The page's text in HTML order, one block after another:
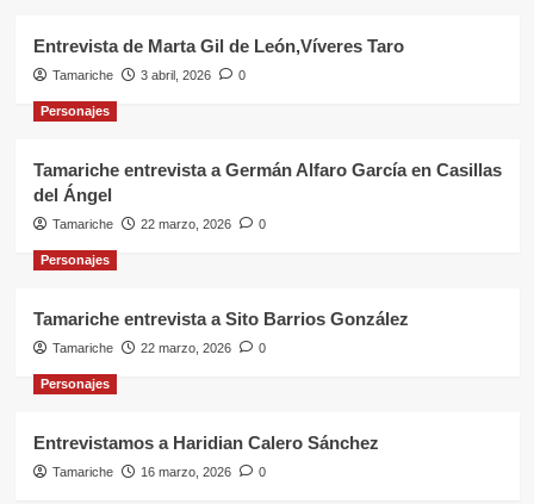
Entrevista de Marta Gil de León,Víveres Taro
Tamariche 3 abril, 2026 0
Personajes
Tamariche entrevista a Germán Alfaro García en Casillas
del Ángel
Tamariche 22 marzo, 2026 0
Personajes
Tamariche entrevista a Sito Barrios González
Tamariche 22 marzo, 2026 0
Personajes
Entrevistamos a Haridian Calero Sánchez
Tamariche 16 marzo, 2026 0